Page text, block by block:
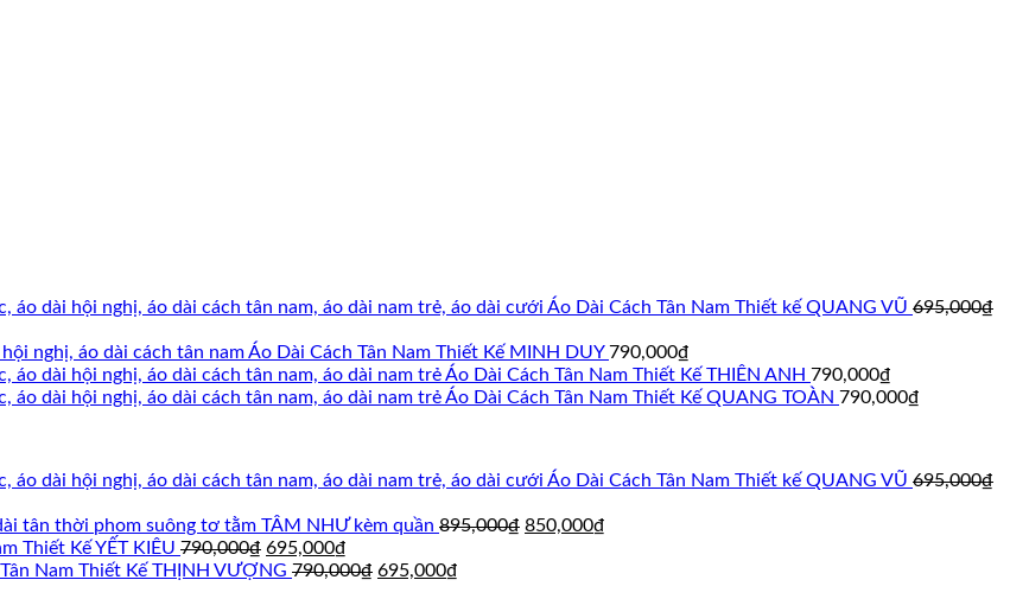
Áo Dài Cách Tân Nam Thiết kế QUANG VŨ 695,000₫
Áo Dài Cách Tân Nam Thiết Kế MINH DUY 790,000₫
Áo Dài Cách Tân Nam Thiết Kế THIÊN ANH 790,000₫
Áo Dài Cách Tân Nam Thiết Kế QUANG TOÀN 790,000₫
Áo Dài Cách Tân Nam Thiết kế QUANG VŨ 695,000₫
tân thời phom suông tơ tằm TÂM NHƯ kèm quần 895,000₫ Giá
850,000₫
Thiết Kế YẾT KIÊU 790,000₫ Giá
gốc
695,000₫
hiện
Nam Thiết Kế THỊNH VƯỢNG 790,000₫ Giá
695,000₫